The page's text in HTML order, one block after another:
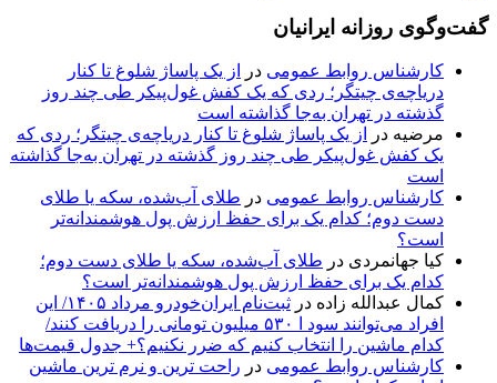
گفت‌وگوی روزانه ایرانیان
کارشناس روابط عمومی در
از یک پاساژ شلوغ تا کنار
دریاچه‌ی چیتگر؛ ردی که یک کفش غول‌پیکر طی چند روز
گذشته در تهران به‌جا گذاشته است
مرضیه در
از یک پاساژ شلوغ تا کنار دریاچه‌ی چیتگر؛ ردی که
یک کفش غول‌پیکر طی چند روز گذشته در تهران به‌جا گذاشته
است
کارشناس روابط عمومی در طلای آب‌شده، سکه یا طلای
دست دوم؛ کدام یک برای حفظ ارزش پول هوشمندانه‌تر
است؟
کیا جهانمردی در طلای آب‌شده، سکه یا طلای دست دوم؛
کدام یک برای حفظ ارزش پول هوشمندانه‌تر است؟
کمال عبدالله زاده در
ثبت‌نام ایران‌خودرو مرداد ۱۴۰۵/ این
افراد می‌توانند سود ا ۵۳۰ میلیون تومانی را دریافت کنند/
کدام ماشین را انتخاب کنیم که ضرر نکنیم؟+ جدول قیمت‌ها
کارشناس روابط عمومی در راحت ترین و نرم ترین ماشین